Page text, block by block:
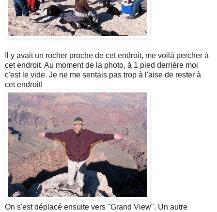
Il y avait un rocher proche de cet endroit, me voilà percher à
cet endroit. Au moment de la photo, à 1 pied derrière moi
c'est le vide. Je ne me sentais pas trop à l'aise de rester à
cet endroit!
On s'est déplacé ensuite vers "Grand View". Un autre